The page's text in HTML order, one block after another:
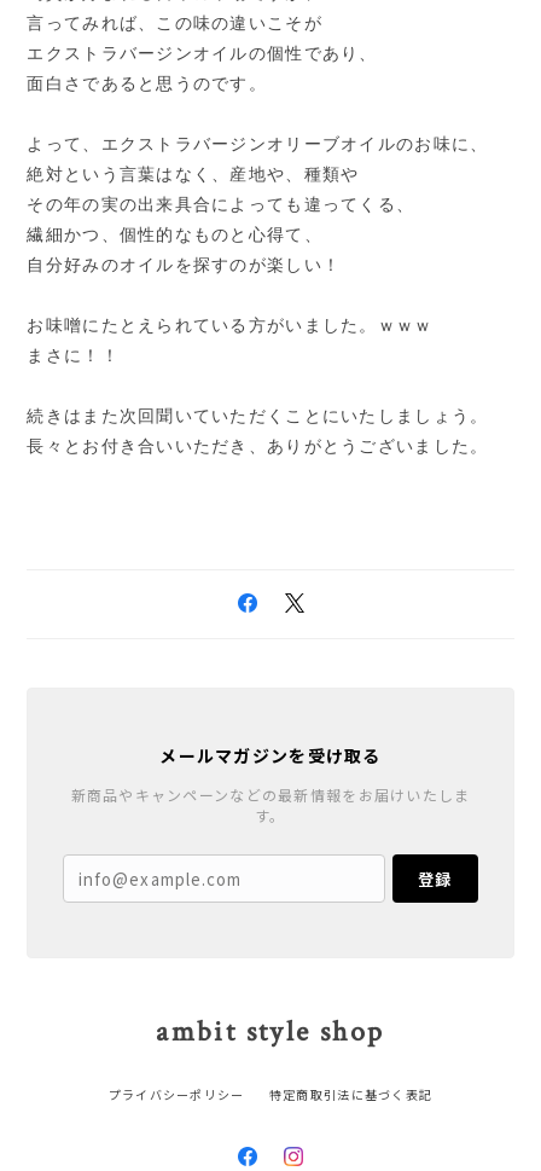
言ってみれば、この味の違いこそが
エクストラバージンオイルの個性であり、
面白さであると思うのです。
よって、エクストラバージンオリーブオイルのお味に、
絶対という言葉はなく、産地や、種類や
その年の実の出来具合によっても違ってくる、
繊細かつ、個性的なものと心得て、
自分好みのオイルを探すのが楽しい！
お 味噌にたとえられている方がいました。ｗｗｗ
まさに！！
続きはまた次回聞いていただくことにいたしましょう。
長々とお付き合いいただき、ありがとうございました。
メールマガジンを受け取る
新商品やキャンペーンなどの最新情報をお届けいたしま
す。
登録
ambit style shop
プライバシーポリシー 特定商取引法に基づく表記